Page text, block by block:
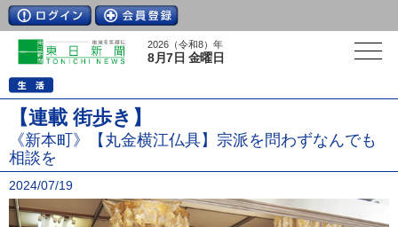
2026（令和8）年
8月7日 金曜日
【連載 街歩き】
《新本町》【丸金横江仏具】宗派を問わずなんでも
相談を
2024/07/19